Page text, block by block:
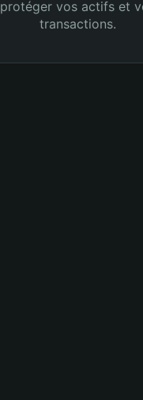
protéger vos actifs et
transactions.